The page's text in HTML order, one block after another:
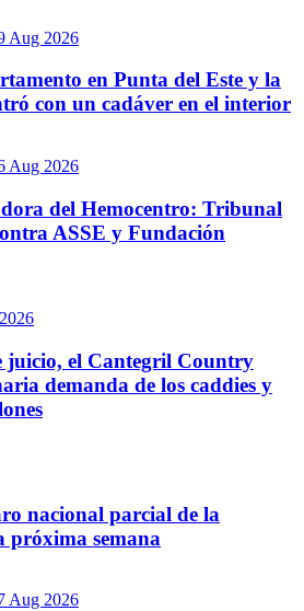
Aug 2026
en Punta del Este y la
con un cadáver en el interior
Aug 2026
del Hemocentro: Tribunal
ASSE y Fundación
juicio, el Cantegril Country
demanda de los caddies y
nacional parcial de la
próxima semana
Aug 2026